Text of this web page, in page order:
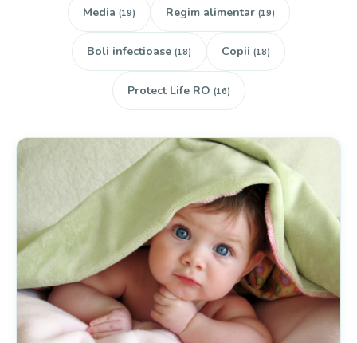
Media (19) Regim alimentar (19)
Boli infectioase (18) Copii (18)
Protect Life RO (16)